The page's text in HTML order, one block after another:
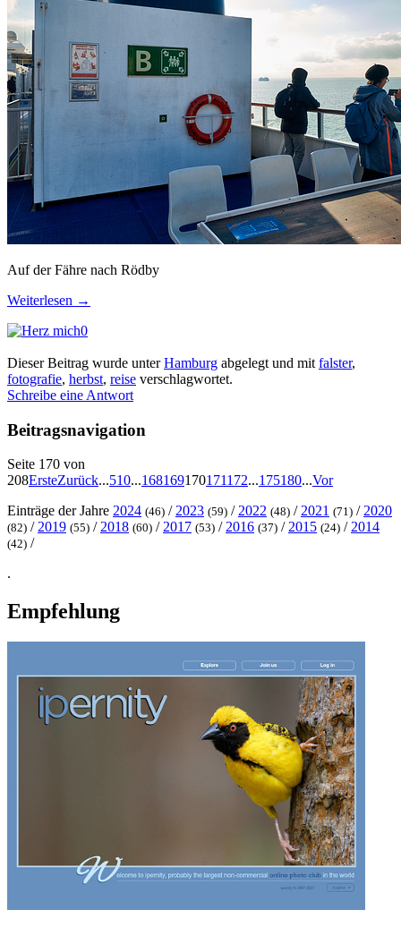
Auf der Fähre nach Rödby
Weiterlesen →
0
Dieser Beitrag wurde unterHamburg abgelegt und mit falster,
fotografie, herbst, reise verschlagwortet.
Schreibe eine Antwort
Beitragsnavigation
Seite 170 von
208ErsteZurück...510...168169170171172...175180...Vor
Einträge der Jahre 2024 (46) / 2023 (59) / 2022 (48) / 2021 (71) / 2020
(82) / 2019 (55) / 2018 (60) / 2017 (53) / 2016 (37) / 2015 (24) / 2014
(42) /
.
Empfehlung